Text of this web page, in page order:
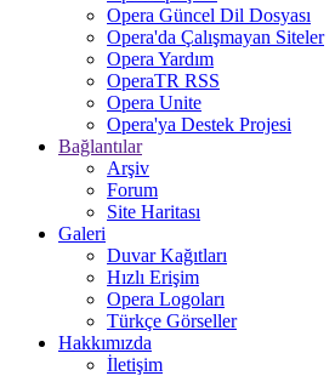
Opera Güncel Dil Dosyası
Opera'da Çalışmayan Siteler
Opera Yardım
OperaTR RSS
Opera Unite
Opera'ya Destek Projesi
Bağlantılar
Arşiv
Forum
Site Haritası
Galeri
Duvar Kağıtları
Hızlı Erişim
Opera Logoları
Türkçe Görseller
Hakkımızda
İletişim